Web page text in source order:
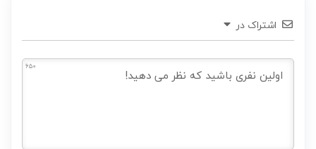
اشتراک در
650